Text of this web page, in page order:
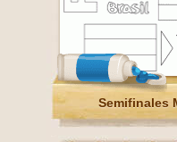
Semifinales